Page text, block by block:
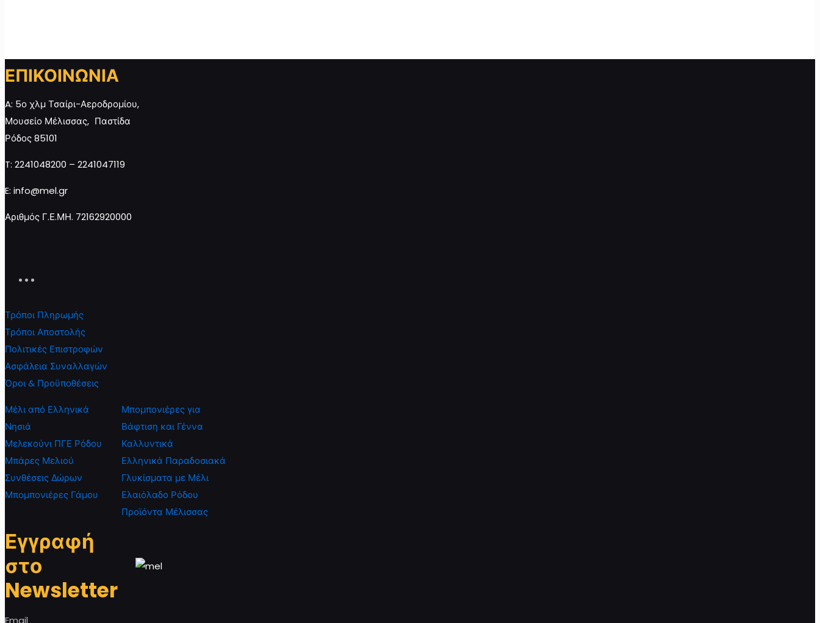
ΕΠΙΚΟΙΝΩΝΙΑ
A: 5ο χλμ Τσαίρι-Αεροδρομίου,
Μουσείο Μέλισσας, Παστίδα
Ρόδος 85101
T: 2241048200 – 2241047119
E: info@mel.gr
Αριθμός Γ.Ε.ΜΗ. 72162920000
Τρόποι Πληρωμής
Τρόποι Αποστολής
Πολιτικές Επιστροφών
Ασφάλεια Συναλλαγών
Όροι & Προϋποθέσεις
Μέλι από Ελληνικά
Νησιά
Μελεκούνι ΠΓΕ Ρόδου
Μπάρες Μελιού
Συνθέσεις Δώρων
Μπομπονιέρες Γάμου
Μπομπονιέρες για
Βάφτιση και Γέννα
Καλλυντικά
Ελληνικά Παραδοσιακά
Γλυκίσματα με Μέλι
Ελαιόλαδο Ρόδου
Προϊόντα Μέλισσας
Εγγραφή
στο
Newsletter
Email